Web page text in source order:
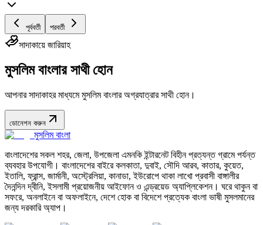
পূর্ববর্তী পরবর্তী
সাদাকায়ে জারিয়াহ
মুসলিম বাংলার সাথী হোন
আপনার সাদাকাহর মাধ্যমে মুসলিম বাংলার অগ্রযাত্রার সাথী হোন।
ডোনেশন করুন
মুসলিম বাংলা
বাংলাদেশের সকল শহর, জেলা, উপজেলা এমনকি ইন্টারনেট বিহীন প্রত্যন্ত গ্রামে পর্যন্ত
ব্যবহার উপযোগী। বাংলাদেশের বাইরে কলকাতা, দুবাই, সৌদি আরব, কাতার, কুয়েত,
ইতালি, ফ্রান্স, জার্মানী, অস্ট্রেলিয়া, কানাডা, ইউরোপে থাকা লাখো প্রবাসী বাঙ্গালীর
দৈনন্দিন দ্বীনি, ইসলামী প্রয়োজনীয় আইফোন ও এন্ড্রয়েড অ্যাপ্লিকেশন। ঘরে থাকুন বা
সফরে, অনলাইনে বা অফলাইনে, দেশে হোক বা বিদেশে প্রত্যেক বাংলা ভাষী মুসলমানের
জন্য দরকারি অ্যাপ।